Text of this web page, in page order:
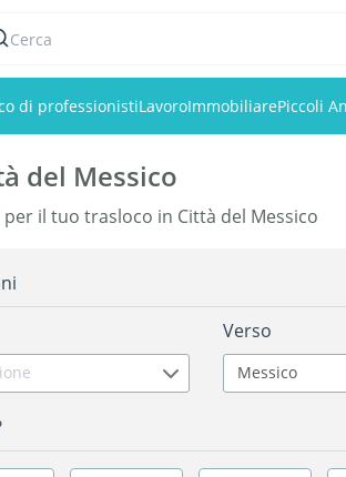
Cerca
di professionistiLavoroImmobiliarePiccoli
del Messico
il tuo trasloco in Città del Messico
Verso
Messico